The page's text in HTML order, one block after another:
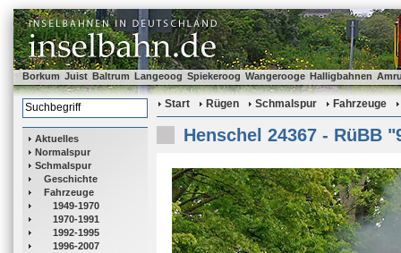
Borkum Juist Baltrum Langeoog Spiekeroog Wangerooge Halligbahnen
Aktuelles
Normalspur
Schmalspur
Geschichte
Fahrzeuge
1949-1970
1970-1991
1992-1995
1996-2007
Start Rügen Schmalspur Fahrzeuge
Henschel 24367 - RüBB